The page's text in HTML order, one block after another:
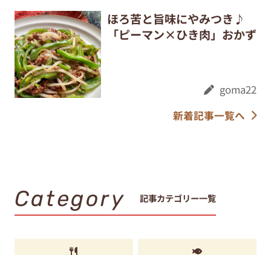
ほろ苦と旨味にやみつき♪
「ピーマン×ひき肉」おかず
goma22
新着記事一覧へ
Category 記事カテゴリー一覧